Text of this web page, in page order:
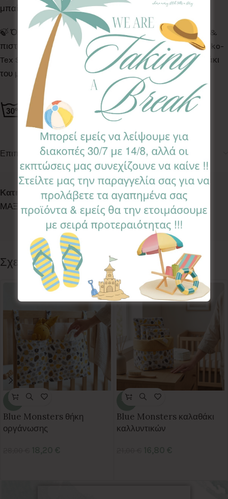
μπαίνει στο στεγνωτήριο.
🍃 Όλα τα Υφάσματα της συλλογής μας είναι ελεγμένα &
πιστοποιημένα για βλαβερές ουσίες σύμφωνα με το Oeko-
Tex Standard 100, κατάλληλα για το ευαίσθητο δερματάκι
του μωρού σας.
Επιπλέον πληροφορίες
Κωδικός προϊόντος:FPL-DN
Κατηγορίες: DECO, PLAYTIME, ΕΠΙΔΑΠΕΔΙΕΣ
ΜΑΞΙΛΑΡΕΣ, ΕΠΙΔΑΠΕΔΙΕΣ ΜΑΞΙΛΑΡΕΣ
Dino
Follow:
Σχετικά προϊόντα
-35%
Blue Monsters θήκη
οργάνωσης
-20%
Blue Monsters καλαθάκι
καλλυντικών